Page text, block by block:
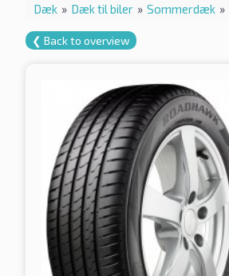
Dæk » Dæk til biler » Sommerdæk »
❮ Back to overview